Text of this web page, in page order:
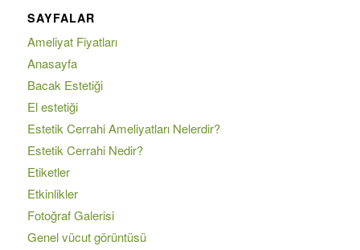
SAYFALAR
Ameliyat Fiyatları
Anasayfa
Bacak Estetiği
El estetiği
Estetik Cerrahi Ameliyatları Nelerdir?
Estetik Cerrahi Nedir?
Etiketler
Etkinlikler
Fotoğraf Galerisi
Genel vücut görüntüsü